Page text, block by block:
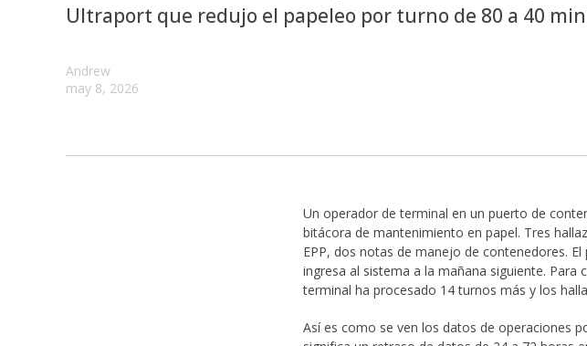
Ultraport que redujo el papeleo por turno de 80 a 40
Andrew
may 8, 2026
Un operador de terminal en un puerto de
bitácora de mantenimiento en papel. Tres
EPP, dos notas de manejo de contenedores.
ingresa al sistema a la mañana siguiente.
terminal ha procesado 14 turnos más y los
Así es como se ven los datos de operaciones